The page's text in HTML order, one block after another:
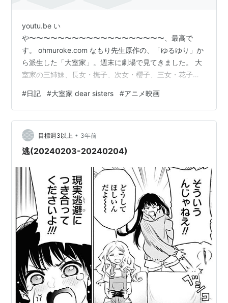
youtu.be い
や〜〜〜〜〜〜〜〜〜〜〜〜〜〜〜〜〜〜〜、最高で
す。 ohmuroke.com なもり先生原作の、「ゆるゆり」か
ら派生した「大室家」。週末に劇場で見てきました。 大
室家の三姉妹、長女・撫子、次女・櫻子、三女・花子を
け……ではあるんだけど、これがたまらなく楽しい。 原
作を読んでいない・知らない人だとお話についていくの
はちょっと大変かもしれないが、原作を知っている人に
はぜひおすすめしたい。想像以上に動く。動くことで生
まれる情報がある。 個人的にはやっぱ、大室家だからこ
登場するシー…
#日記 #大室家 dear sisters #アニメ映画
目標週3以上 • 3年前
逃(20240203-20240204)